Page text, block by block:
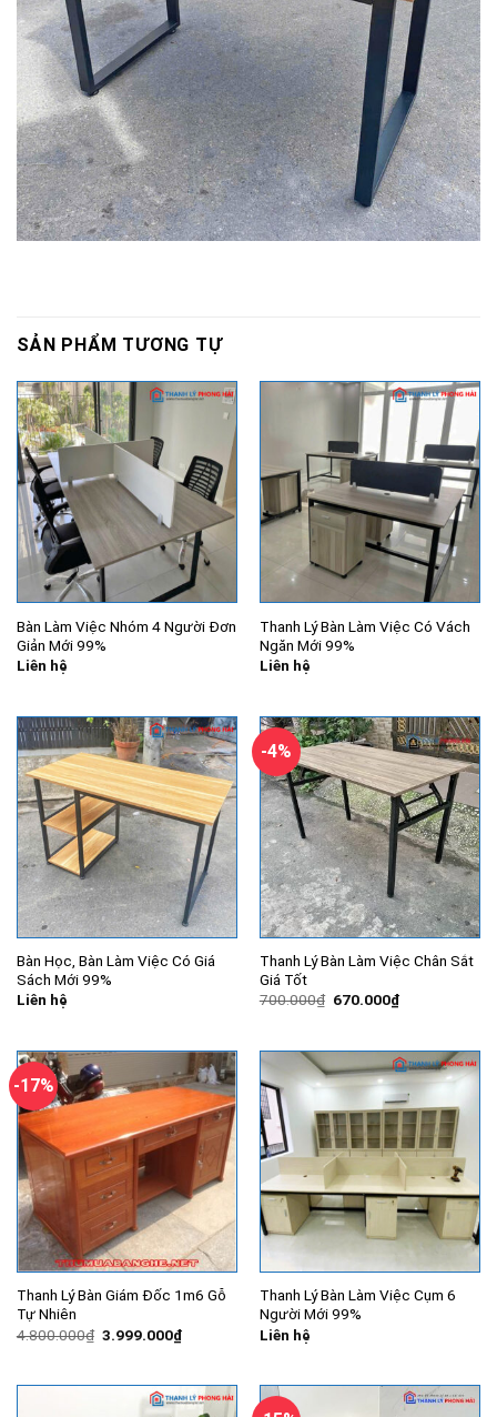
SẢN PHẨM TƯƠNG TỰ
Bàn Làm Việc Nhóm 4 Người Đơn
Giản Mới 99%
Liên hệ
Thanh Lý Bàn Làm Việc Có Vách
Ngăn Mới 99%
Liên hệ
Bàn Học, Bàn Làm Việc Có Giá
Sách Mới 99%
Liên hệ
-4%
Thanh Lý Bàn Làm Việc Chân Sắt
Giá Tốt
700.000₫ Giá
670.000₫Giá
hiện
670.000₫.
-17%
Thanh Lý Bàn Giám Đốc 1m6 Gỗ
Tự Nhiên
4.800.000₫ Giá
3.999.000₫Giá
hiện
3.999.000₫.
Thanh Lý Bàn Làm Việc Cụm 6
Người Mới 99%
Liên hệ